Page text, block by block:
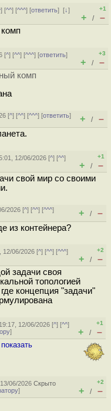
] [^^] [^^^] [ответить][↓]
+1
+ / –
[^] [^^] [^^^] [ответить]
+3
+ / –
комп
[^] [^^] [^^^] [ответить]
+ / –
12/06/2026 [^] [^^]
+1
+ / –
свой мир со своими
2026 [^] [^^] [^^^]
+ / –
из контейнера?
12/06/2026 [^] [^^] [^^^]
+2
+ / –
задачи своя
топологией
концепция "задачи"
12/06/2026 [^] [^^]
]
+1
+ / –
показать
06/2026Скрыто
]
+2
+ / –